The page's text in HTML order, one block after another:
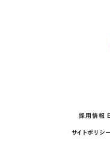
採用情報
サイトポリシー